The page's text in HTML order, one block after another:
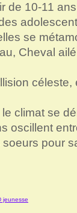
de 10-11
se
Cheval
céleste,
climat se
oscillent
pour
jeunesse